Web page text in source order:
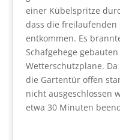
einer Kübelspritze
dass die freilaufenden
entkommen. Es
Schafgehege
Wetterschutzplane.
die Gartentür offen
nicht ausgeschlossen
etwa 30 Minuten